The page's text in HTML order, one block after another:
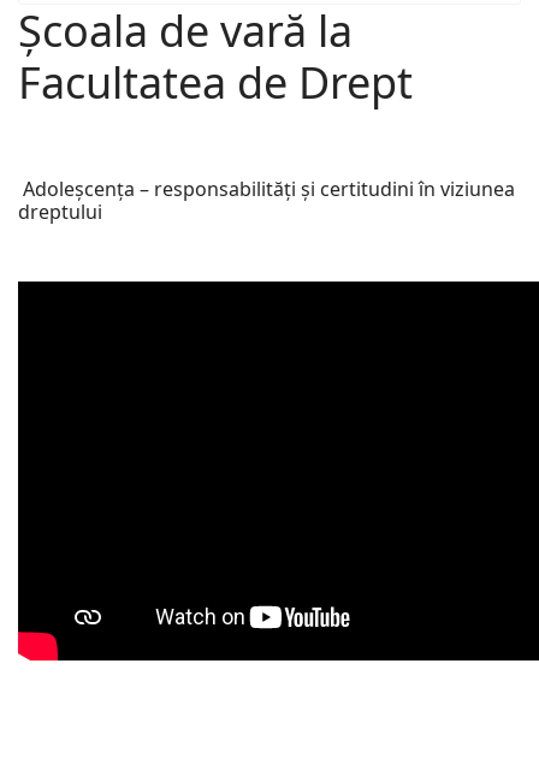
Școala de vară la
Facultatea de Drept
Adoleșcența – responsabilități și certitudini în viziunea
dreptului